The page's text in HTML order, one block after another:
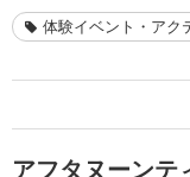
体験イベント・アク
アフタヌーンテ